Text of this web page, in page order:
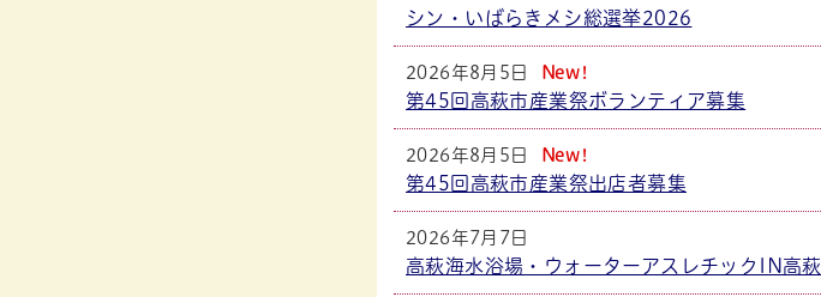
シン・いばらきメシ総選挙2026
2026年8月5日 New!
第45回高萩市産業祭ボランティア募集
2026年8月5日 New!
第45回高萩市産業祭出店者募集
2026年7月7日
高萩海水浴場・ウォーターアスレチックIN高萩